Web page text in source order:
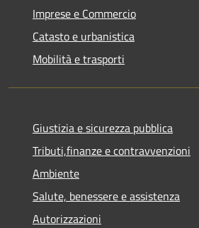
Imprese e Commercio
Catasto e urbanistica
Mobilità e trasporti
Giustizia e sicurezza pubblica
Tributi,finanze e contravvenzioni
Ambiente
Salute, benessere e assistenza
Autorizzazioni